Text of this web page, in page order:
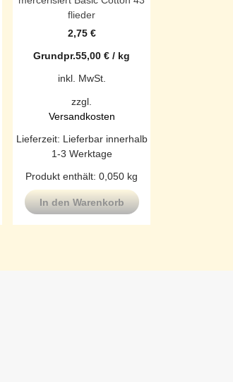
flieder
2,75 €
Grundpr.55,00 € / kg
inkl. MwSt.
zzgl.
Versandkosten
Lieferzeit: Lieferbar innerhalb
1-3 Werktage
Produkt enthält: 0,050 kg
In den Warenkorb